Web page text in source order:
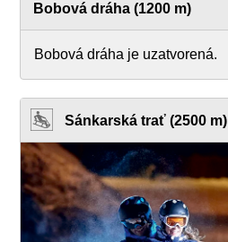
Bobová dráha (1200 m)
Bobová dráha je uzatvorená.
Sánkarská trať (2500 m)